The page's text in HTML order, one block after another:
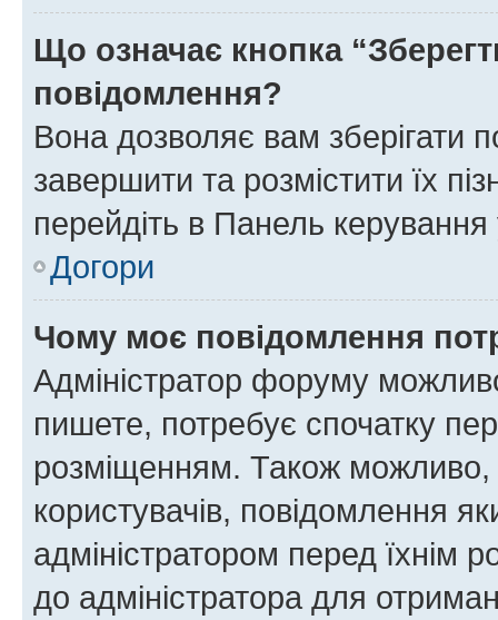
Що означає кнопка
повідомлення?
Вона дозволяє вам зберігати
завершити та розмістити їх
перейдіть в Панель керування
Догори
Чому моє повідомлення
Адміністратор форуму
пишете, потребує спочатку
розміщенням. Також можливо,
користувачів, повідомлення
адміністратором перед їхнім
до адміністратора для